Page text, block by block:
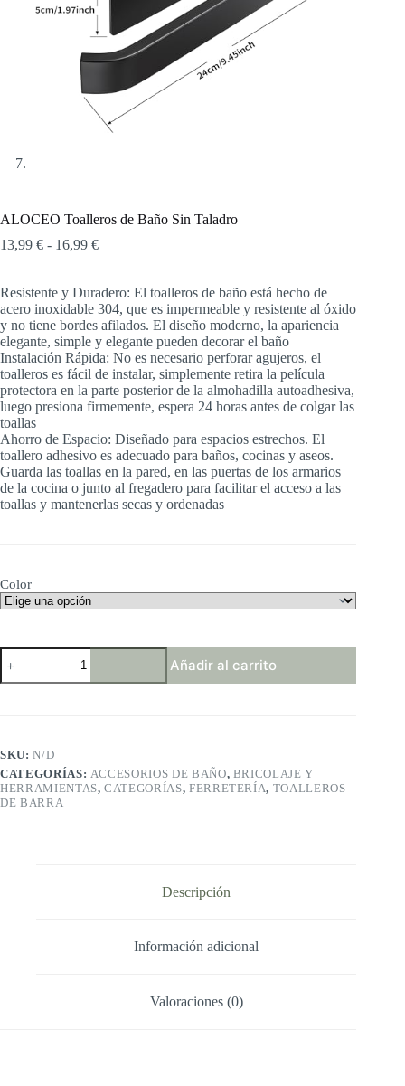
ALOCEO Toalleros de Baño Sin Taladro
13,99 € - 16,99 €Rango
desde
13,99 €
hasta
16,99 €
Resistente y Duradero: El toalleros de baño está hecho de
acero inoxidable 304, que es impermeable y resistente al óxido
y no tiene bordes afilados. El diseño moderno, la apariencia
elegante, simple y elegante pueden decorar el baño
Instalación Rápida: No es necesario perforar agujeros, el
toalleros es fácil de instalar, simplemente retira la película
protectora en la parte posterior de la almohadilla autoadhesiva,
luego presiona firmemente, espera 24 horas antes de colgar las
toallas
Ahorro de Espacio: Diseñado para espacios estrechos. El
toallero adhesivo es adecuado para baños, cocinas y aseos.
Guarda las toallas en la pared, en las puertas de los armarios
de la cocina o junto al fregadero para facilitar el acceso a las
toallas y mantenerlas secas y ordenadas
Color
ALOCEO
Toalleros
de
Añadir al carrito
SKU:N/D
CATEGORÍAS: ACCESORIOS DE BAÑO, BRICOLAJE Y
HERRAMIENTAS,CATEGORÍAS, FERRETERÍA, TOALLEROS
DE BARRA
Descripción
Información adicional
Valoraciones (0)